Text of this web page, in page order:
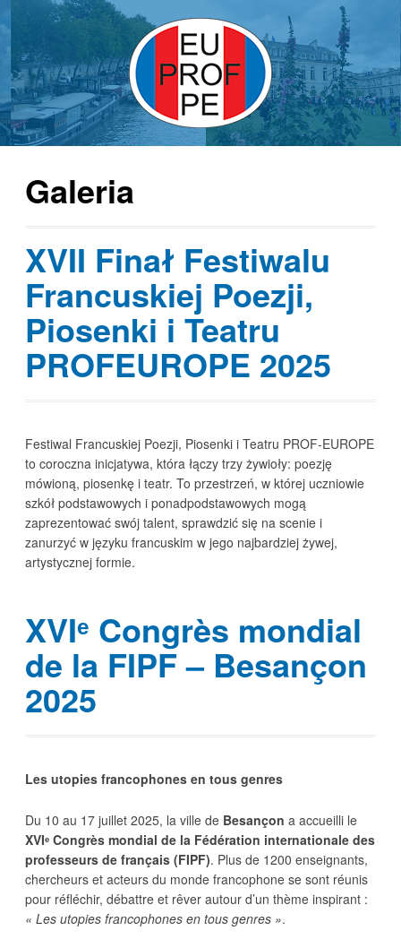
Galeria
XVII Finał Festiwalu
Francuskiej Poezji,
Piosenki i Teatru
PROFEUROPE 2025
Festiwal Francuskiej Poezji, Piosenki i Teatru PROF‑EUROPE
to coroczna inicjatywa, która łączy trzy żywioły: poezję
mówioną, piosenkę i teatr. To przestrzeń, w której uczniowie
szkół podstawowych i ponadpodstawowych mogą
zaprezentować swój talent, sprawdzić się na scenie i
zanurzyć w języku francuskim w jego najbardziej żywej,
artystycznej formie.
XVIᵉ Congrès mondial
de la FIPF – Besançon
2025
Les utopies francophones en tous genres
Du 10 au 17 juillet 2025, la ville de Besançon a accueilli le
XVIᵉ Congrès mondial de la Fédération internationale des
professeurs de français (FIPF). Plus de 1200 enseignants,
chercheurs et acteurs du monde francophone se sont réunis
pour réfléchir, débattre et rêver autour d’un thème inspirant :
« Les utopies francophones en tous genres ».